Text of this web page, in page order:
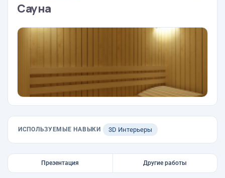
Сауна
ИСПОЛЬЗУЕМЫЕ НАВЫКИ 3D Интерьеры
Презентация Другие работы